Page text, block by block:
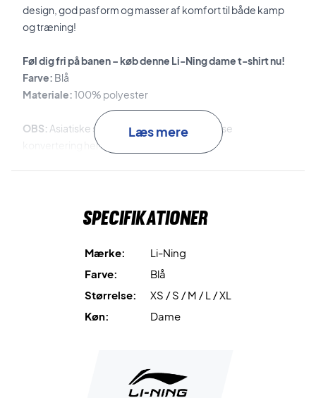
design, god pasform og masser af komfort til både kamp
og træning!
Føl dig fri på banen – køb denne Li-Ning dame t-shirt nu!
Farve: Blå
Materiale:100% polyester
OBS: Asiatiske størrelser angivet i nakken – se
konvertering herunder:
XL = L (EU størrelse)
Læs mere
Specifikationer
Mærke:
Li-Ning
Farve:
Blå
Størrelse:
XS / S / M / L / XL
Køn:
Dame